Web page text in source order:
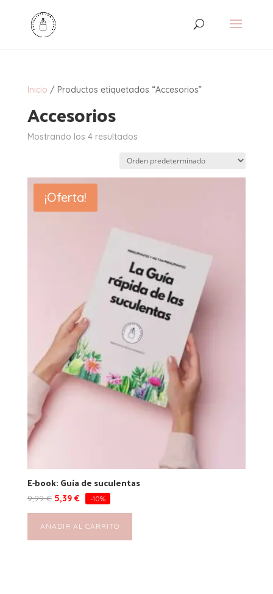
Inicio / Productos etiquetados “Accesorios”
Accesorios
Mostrando los 4 resultados
¡Oferta!
E-book: Guía de suculentas
9,99€ 5,39 € -10%
AÑADIR AL CARRITO